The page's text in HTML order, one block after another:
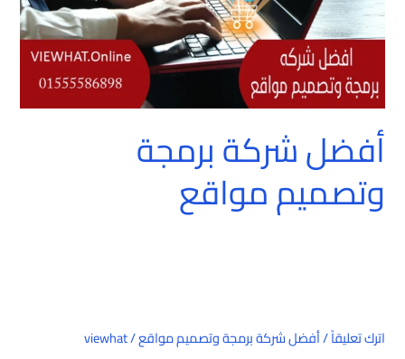
أفضل شركة برمجة
وتصميم مواقع
اترك تعليقاً/أفضل شركة برمجة وتصميم مواقع/
viewhat